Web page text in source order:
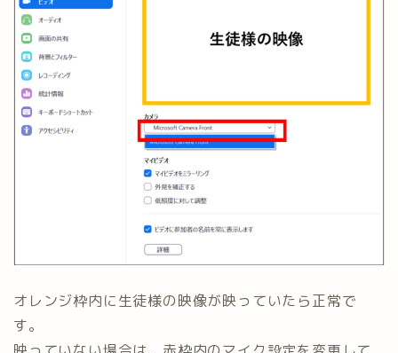
オレンジ枠内に生徒様の映像が映っていたら正常で
す。